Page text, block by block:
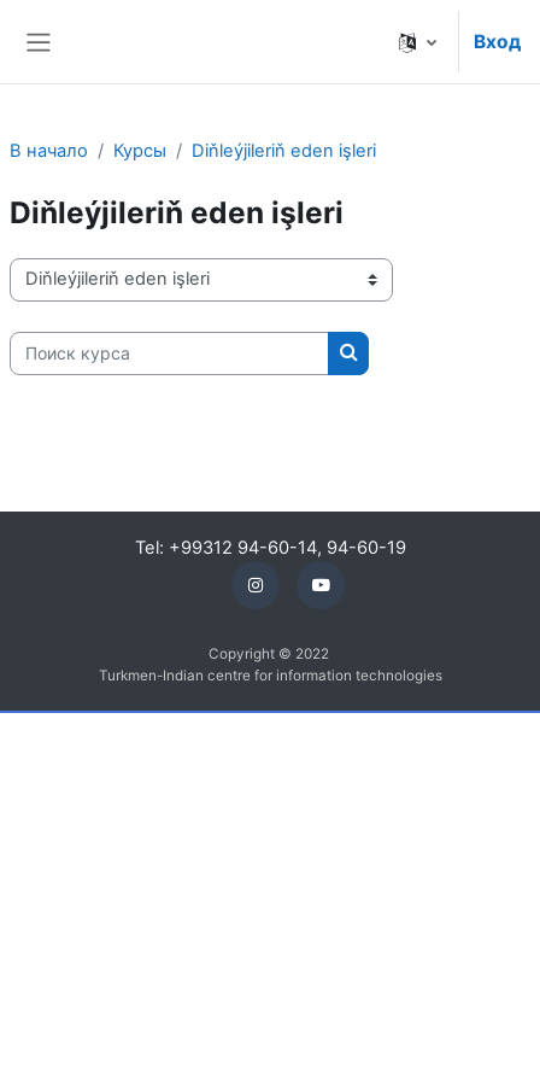
Вход
В начало Курсы Diňleýjileriň eden işleri
Diňleýjileriň eden işleri
Категории курсов
Поиск курса
Поиск курса
Tel: +99312 94-60-14, 94-60-19
Copyright © 2022
Turkmen-Indian centre for information technologies